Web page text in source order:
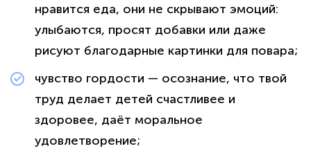
нравится еда, они не скрывают эмоций:
улыбаются, просят добавки или даже
рисуют благодарные картинки для повара;
чувство гордости — осознание, что твой
труд делает детей счастливее и
здоровее, даёт моральное
удовлетворение;